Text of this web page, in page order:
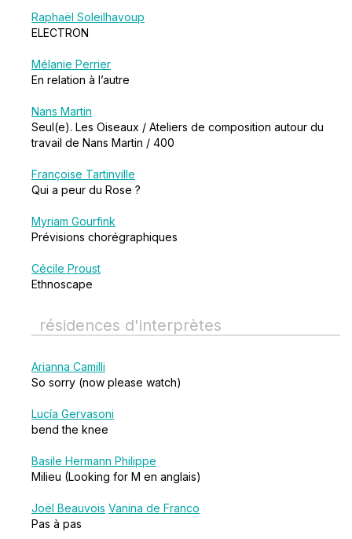
Raphaël Soleilhavoup
ELECTRON
Mélanie Perrier
En relation à l’autre
Nans Martin
Seul(e). Les Oiseaux / Ateliers de composition autour du
travail de Nans Martin / 400
Françoise Tartinville
Qui a peur du Rose ?
Myriam Gourfink
Prévisions chorégraphiques
Cécile Proust
Ethnoscape
résidences d'interprètes
Arianna Camilli
So sorry (now please watch)
Lucía Gervasoni
bend the knee
Basile Hermann Philippe
Milieu (Looking for M en anglais)
Joël Beauvois Vanina de Franco
Pas à pas